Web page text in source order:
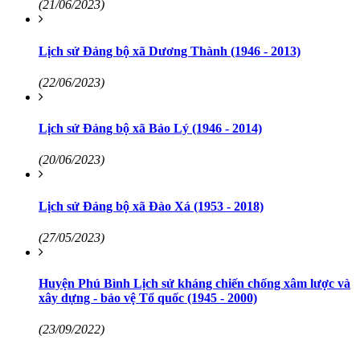
(21/06/2023)
Lịch sử Đảng bộ xã Dương Thành (1946 - 2013)
(22/06/2023)
Lịch sử Đảng bộ xã Bảo Lý (1946 - 2014)
(20/06/2023)
Lịch sử Đảng bộ xã Đào Xá (1953 - 2018)
(27/05/2023)
Huyện Phú Bình Lịch sử kháng chiến chống xâm lược và
xây dựng - bảo vệ Tổ quốc (1945 - 2000)
(23/09/2022)